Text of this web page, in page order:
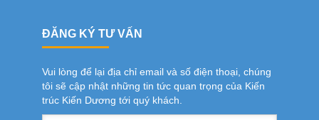
ĐĂNG KÝ TƯ VẤN
Vui lòng để lại địa chỉ email và số điện thoại, chúng
tôi sẽ cập nhật những tin tức quan trọng của Kiến
trúc Kiến Dương tới quý khách.